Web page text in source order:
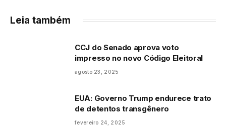
Leia também
CCJ do Senado aprova voto
impresso no novo Código Eleitoral
agosto 23, 2025
EUA: Governo Trump endurece trato
de detentos transgênero
fevereiro 24, 2025